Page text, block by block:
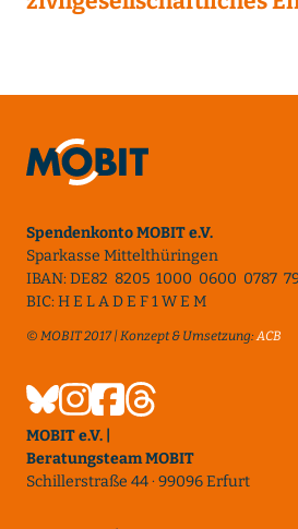
Spendenkonto MOBIT e.V.
Sparkasse Mittelthüringen
IBAN: DE82 8205 1000 0600 0787
BIC: H E L A D E F 1 W E M
© MOBIT 2017 | Konzept & Umsetzung:ACB
MOBIT e.V. |
Beratungsteam MOBIT
Schillerstraße 44 · 99096 Erfurt